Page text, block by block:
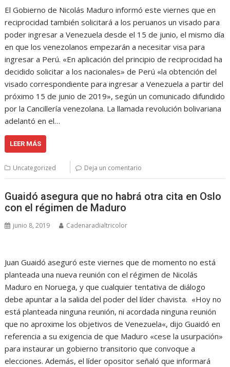
El Gobierno de Nicolás Maduro informó este viernes que en
reciprocidad también solicitará a los peruanos un visado para
poder ingresar a Venezuela desde el 15 de junio, el mismo día
en que los venezolanos empezarán a necesitar visa para
ingresar a Perú. «En aplicación del principio de reciprocidad ha
decidido solicitar a los nacionales» de Perú «la obtención del
visado correspondiente para ingresar a Venezuela a partir del
próximo 15 de junio de 2019», según un comunicado difundido
por la Cancillería venezolana. La llamada revolución bolivariana
adelantó en el…
LEER MÁS
Uncategorized Deja un comentario
Guaidó asegura que no habrá otra cita en Oslo
con el régimen de Maduro
junio 8, 2019 Cadenaradialtricolor
Juan Guaidó aseguró este viernes que de momento no está
planteada una nueva reunión con el régimen de Nicolás
Maduro en Noruega, y que cualquier tentativa de diálogo
debe apuntar a la salida del poder del líder chavista. «Hoy no
está planteada ninguna reunión, ni acordada ninguna reunión
que no aproxime los objetivos de Venezuela«, dijo Guaidó en
referencia a su exigencia de que Maduro «cese la usurpación»
para instaurar un gobierno transitorio que convoque a
elecciones. Además, el líder opositor señaló que informará